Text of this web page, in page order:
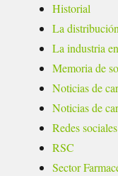
Historial
La
La industria
Memoria de
Noticias de
Noticias de
Redes sociales
RSC
Sector